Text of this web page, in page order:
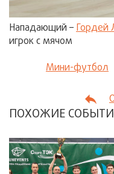
Нападающий –Гордей
игрок с мячом
Мини-футбол
ПОХОЖИЕ